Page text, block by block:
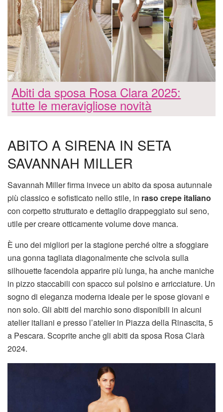
Abiti da sposa Rosa Clara 2025:
tutte le meravigliose novità
ABITO A SIRENA IN SETA
SAVANNAH MILLER
Savannah Miller firma invece un abito da sposa autunnale
più classico e sofisticato nello stile, in raso crepe italiano
con corpetto strutturato e dettaglio drappeggiato sul seno,
utile per creare otticamente volume dove manca.
È uno dei migliori per la stagione perché oltre a sfoggiare
una gonna tagliata diagonalmente che scivola sulla
silhouette facendola apparire più lunga, ha anche maniche
in pizzo staccabili con spacco sul polsino e arricciature. Un
sogno di eleganza moderna ideale per le spose giovani e
non solo. Gli abiti del marchio sono disponibili in alcuni
atelier italiani e presso l’atelier in Piazza della Rinascita, 5
a Pescara. Scoprite anche gli abiti da sposa Rosa Clarà
2024.